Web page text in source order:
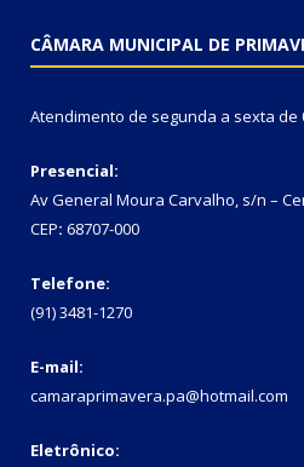
CÂMARA MUNICIPAL DE
Atendimento de segunda a sexta de
Presencial:
Av General Moura Carvalho, s/n –
CEP: 68707-000
Telefone:
(91) 3481-1270
E-mail:
camaraprimavera.pa@hotmail.com
Eletrônico: